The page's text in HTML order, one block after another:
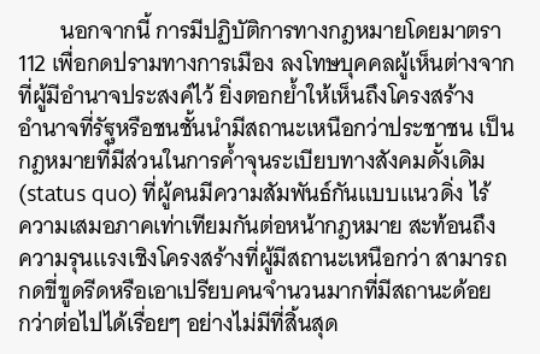
นอกจากนี้ การมีปฏิบัติการทางกฎหมายโดยมาตรา
112 เพื่อกดปรามทางการเมือง ลงโทษบุคคลผู้เห็นต่างจาก
ที่ผู้มีอำนาจประสงค์ไว้ ยิ่งตอกย้ำให้เห็นถึงโครงสร้าง
อำนาจที่รัฐหรือชนชั้นนำมีสถานะเหนือกว่าประชาชน เป็น
กฎหมายที่มีส่วนในการค้ำจุนระเบียบทางสังคมดั้งเดิม
(status quo) ที่ผู้คนมีความสัมพันธ์กันแบบแนวดิ่ง ไร้
ความเสมอภาคเท่าเทียมกันต่อหน้ากฎหมาย สะท้อนถึง
ความรุนแรงเชิงโครงสร้างที่ผู้มีสถานะเหนือกว่า สามารถ
กดขี่ขูดรีดหรือเอาเปรียบคนจำนวนมากที่มีสถานะด้อย
กว่าต่อไปได้เรื่อยๆ อย่างไม่มีที่สิ้นสุด
SHARE TWEET LINE EMAIL